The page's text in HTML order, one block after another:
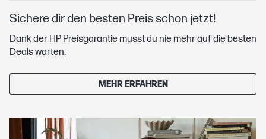
Sichere dir den besten Preis schon jetzt!
Dank der HP Preisgarantie musst du nie mehr auf die besten
Deals warten.
MEHR ERFAHREN